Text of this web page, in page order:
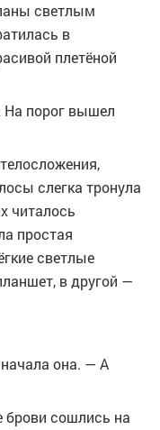
светлым
в
плетёной
На порог вышел
слегка тронула
читалось
простая
светлые
в другой —
она. — А
брови сошлись на